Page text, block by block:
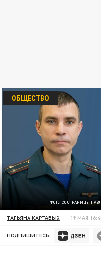
ФОТО: СО СТРАНИЦЫ ПАВЛА
ОБЩЕСТВО
ТАТЬЯНА КАРТАВЫХ 19 МАЯ
ПОДПИШИТЕСЬ: